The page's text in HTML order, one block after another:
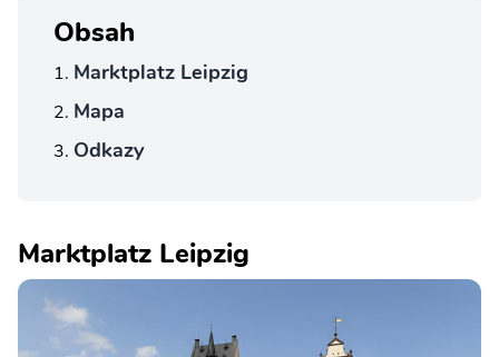
Obsah
Marktplatz Leipzig
Mapa
Odkazy
Marktplatz Leipzig